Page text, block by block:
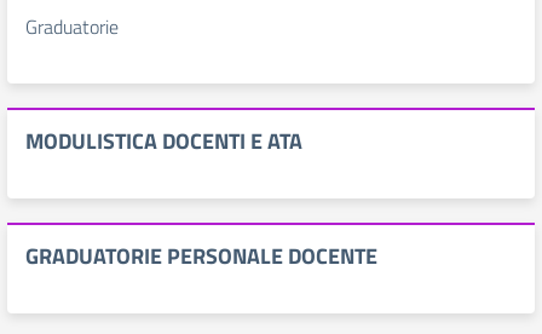
Graduatorie
MODULISTICA DOCENTI E ATA
GRADUATORIE PERSONALE DOCENTE